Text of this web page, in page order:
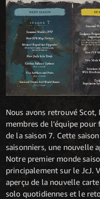
Nous avons retrouvé Scot,
membres de l'équipe pour
de la saison 7. Cette
saisonniers, une nouvelle
Notre premier monde
principalement sur le JcJ.
aperçu de la nouvelle
solo quotidiennes et le